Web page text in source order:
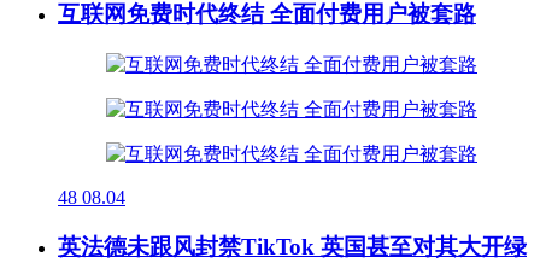
互联网免费时代终结 全面付费用户被套路
48 08.04
英法德未跟风封禁TikTok 英国甚至对其大开绿